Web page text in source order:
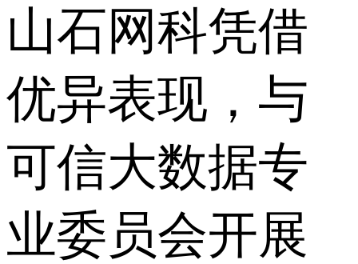
山石网科凭借
优异表现，与
可信大数据专
业委员会开展